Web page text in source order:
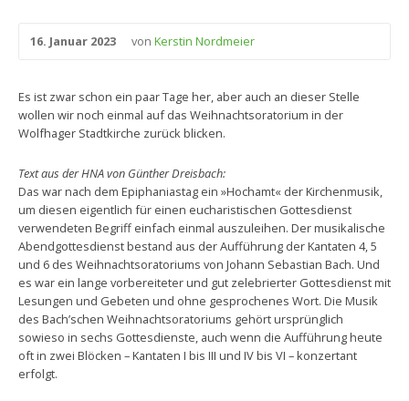
16. Januar 2023 von Kerstin Nordmeier
Es ist zwar schon ein paar Tage her, aber auch an dieser Stelle
wollen wir noch einmal auf das Weihnachtsoratorium in der
Wolfhager Stadtkirche zurück blicken.
Text aus der HNA von Günther Dreisbach:
Das war nach dem Epiphaniastag ein »Hochamt« der Kirchenmusik,
um diesen eigentlich für einen eucharistischen Gottesdienst
verwendeten Begriff einfach einmal auszuleihen. Der musikalische
Abendgottesdienst bestand aus der Aufführung der Kantaten 4, 5
und 6 des Weihnachtsoratoriums von Johann Sebastian Bach. Und
es war ein lange vorbereiteter und gut zelebrierter Gottesdienst mit
Lesungen und Gebeten und ohne gesprochenes Wort. Die Musik
des Bach’schen Weihnachtsoratoriums gehört ursprünglich
sowieso in sechs Gottesdienste, auch wenn die Aufführung heute
oft in zwei Blöcken – Kantaten I bis III und IV bis VI – konzertant
erfolgt.